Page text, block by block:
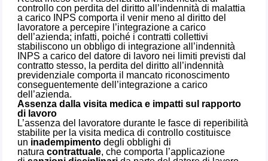
controllo con perdita del diritto all’indennità di malattia
a carico INPS comporta il venir meno al diritto del
lavoratore a percepire l’integrazione a carico
dell’azienda; infatti, poiché i contratti collettivi
stabiliscono un obbligo di integrazione all’indennità
INPS a carico del datore di lavoro nei limiti previsti dal
contratto stesso, la perdita del diritto all’indennità
previdenziale comporta il mancato riconoscimento
conseguentemente dell’integrazione a carico
dell’azienda.
Assenza dalla visita medica e impatti sul rapporto
di lavoro
L’assenza del lavoratore durante le fasce di reperibilità
stabilite per la visita medica di controllo costituisce
un inadempimento degli obblighi di
naturacontrattuale, che comporta l’applicazione